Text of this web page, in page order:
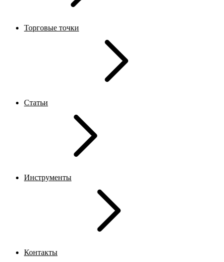
Торговые точки
Статьи
Инструменты
Контакты